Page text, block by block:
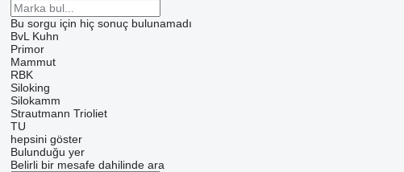
Bu sorgu için hiç sonuç bulunamadı
BvL Kuhn
Primor
Mammut
RBK
Siloking
Silokamm
Strautmann Trioliet
TU
hepsini göster
Bulunduğu yer
Belirli bir mesafe dahilinde ara